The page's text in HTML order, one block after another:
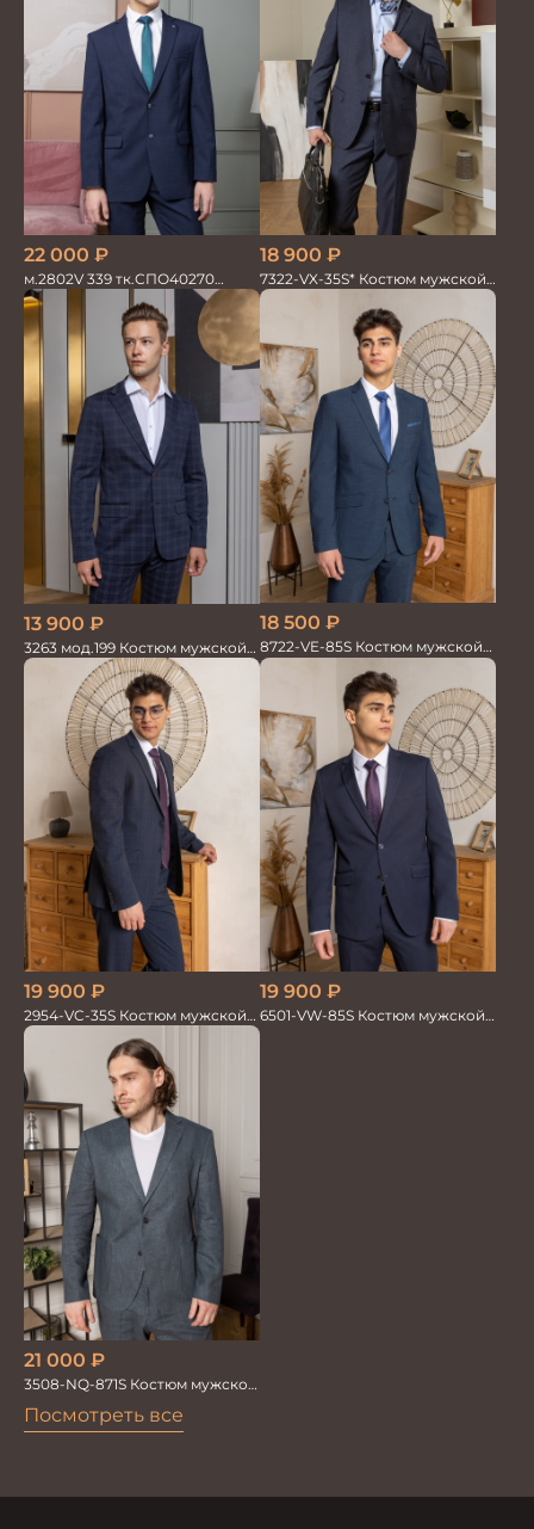
Посмотреть все
22 000 ₽
м.2802V 339 тк.СПО40270
Костюм мужской
18 900 ₽
7322-VX-35S* Костюм мужской
двойка
13 900 ₽
3263 мод.199 Костюм мужской
трикотажный т.син в клетку
18 500 ₽
8722-VE-85S Костюм мужской
двойка
19 900 ₽
2954-VC-35S Костюм мужской
двойка
19 900 ₽
6501-VW-85S Костюм мужской
21 000 ₽
3508-NQ-871S Костюм мужской
двойка со льном в елочку